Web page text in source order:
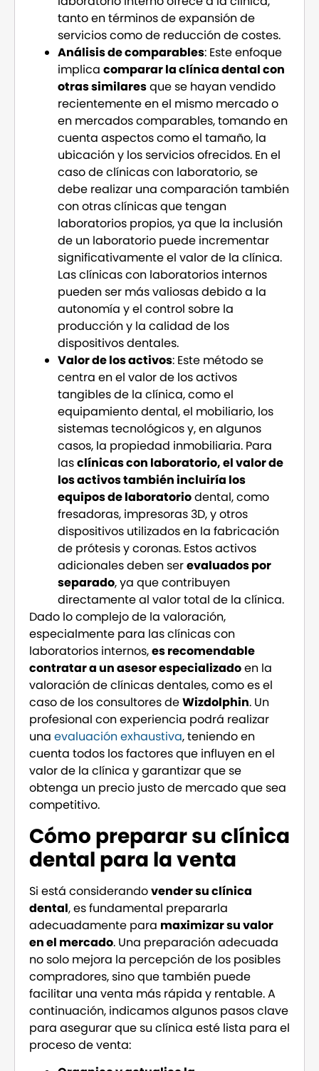
tanto en términos de expansión de
servicios como de reducción de costes.
Análisis de comparables: Este enfoque
implica comparar la clínica dental con
otras similaresque se hayan vendido
recientemente en el mismo mercado o
en mercados comparables, tomando en
cuenta aspectos como el tamaño, la
ubicación y los servicios ofrecidos. En el
caso de clínicas con laboratorio, se
debe realizar una comparación también
con otras clínicas que tengan
laboratorios propios, ya que la inclusión
de un laboratorio puede incrementar
significativamente el valor de la clínica.
Las clínicas con laboratorios internos
pueden ser más valiosas debido a la
autonomía y el control sobre la
producción y la calidad de los
dispositivos dentales.
Valor de los activos: Este método se
centra en el valor de los activos
tangibles de la clínica, como el
equipamiento dental, el mobiliario, los
sistemas tecnológicos y, en algunos
casos, la propiedad inmobiliaria. Para
lasclínicas con laboratorio, el valor de
los activos también incluiría los
equipos de laboratoriodental, como
fresadoras, impresoras 3D, y otros
dispositivos utilizados en la fabricación
de prótesis y coronas. Estos activos
adicionales deben serevaluados por
separado, ya que contribuyen
directamente al valor total de la clínica.
Dado lo complejo de la valoración,
especialmente para las clínicas con
laboratorios internos,es recomendable
contratar a un asesor especializadoen la
valoración de clínicas dentales, como es el
caso de los consultores deWizdolphin. Un
profesional con experiencia podrá realizar
una evaluación exhaustiva, teniendo en
cuenta todos los factores que influyen en el
valor de la clínica y garantizar que se
obtenga un precio justo de mercado que sea
competitivo.
Cómo preparar su clínica
dental para la venta
Si está considerandovender su clínica
dental, es fundamental prepararla
adecuadamente para maximizar su valor
en el mercado. Una preparación adecuada
no solo mejora la percepción de los posibles
compradores, sino que también puede
facilitar una venta más rápida y rentable. A
continuación, indicamos algunos pasos clave
para asegurar que su clínica esté lista para el
proceso de venta: